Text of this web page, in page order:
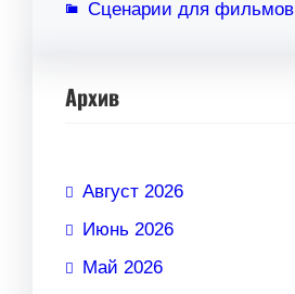
Сценарии для фильмов
Архив
Август 2026
Июнь 2026
Май 2026